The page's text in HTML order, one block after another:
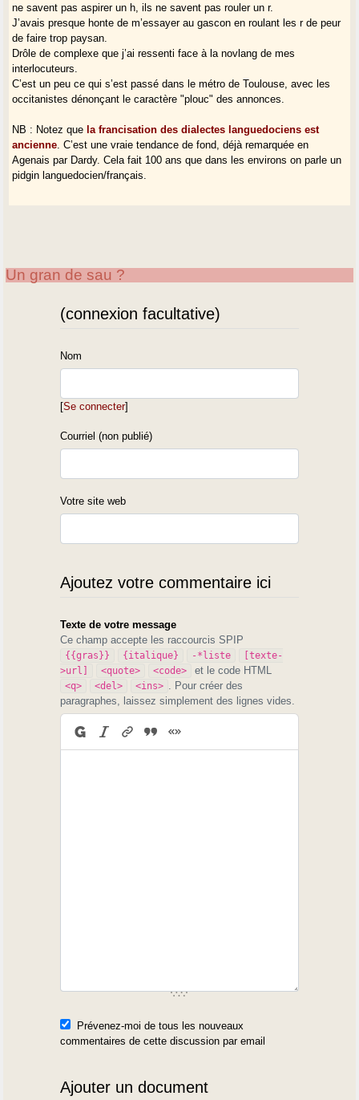
ne savent pas aspirer un h, ils ne savent pas rouler un r.
J’avais presque honte de m’essayer au gascon en roulant les r de peur
de faire trop paysan.
Drôle de complexe que j’ai ressenti face à la novlang de mes
interlocuteurs.
C’est un peu ce qui s’est passé dans le métro de Toulouse, avec les
occitanistes dénonçant le caractère "plouc" des annonces.
NB : Notez que la francisation des dialectes languedociens est
ancienne . C’est une vraie tendance de fond, déjà remarquée en
Agenais par Dardy. Cela fait 100 ans que dans les environs on parle un
pidgin languedocien/français.
Un gran de sau ?
(connexion facultative)
Nom
[Se connecter]
Courriel (non publié)
Votre site web
Ajoutez votre commentaire ici
Texte de votre message
Ce champ accepte les raccourcis SPIP
{{gras}} {italique} -*liste
[texte-
>url]
<quote> <code> et le code HTML
<q> <del> <ins>
. Pour créer des
paragraphes, laissez simplement des lignes vides.
Prévenez-moi de tous les nouveaux
commentaires de cette discussion par email
Ajouter un document